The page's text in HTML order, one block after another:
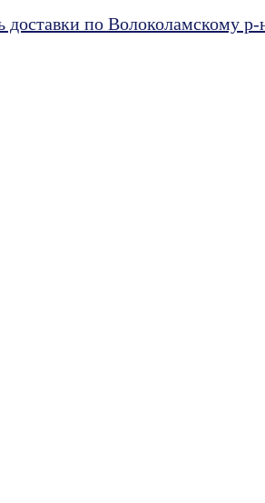
доставки по Волоколамскому р-